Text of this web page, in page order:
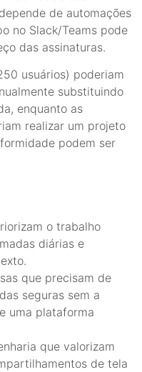
de automações
no Slack/Teams pode
das assinaturas.
usuários) poderiam
substituindo
enquanto as
realizar um projeto
podem ser
o trabalho
diárias e
que precisam de
seguras sem a
uma plataforma
que valorizam
de tela